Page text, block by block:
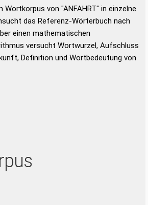
von "ANFAHRT" in einzelne
das Referenz-Wörterbuch nach
einen mathematischen
versucht Wortwurzel, Aufschluss
Definition und Wortbedeutung von